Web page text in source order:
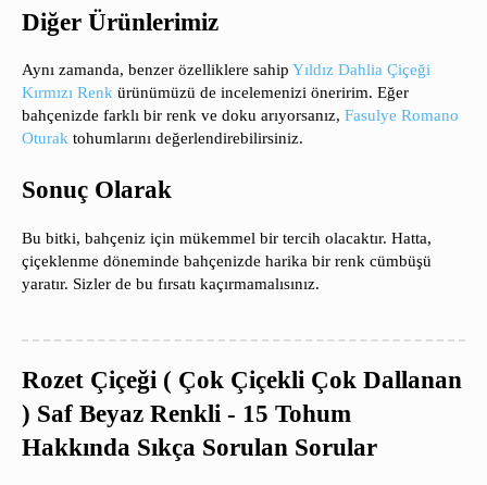
Diğer Ürünlerimiz
Aynı zamanda, benzer özelliklere sahip Yıldız Dahlia Çiçeği
Kırmızı Renk ürünümüzü de incelemenizi öneririm. Eğer
bahçenizde farklı bir renk ve doku arıyorsanız, Fasulye Romano
Oturak tohumlarını değerlendirebilirsiniz.
Sonuç Olarak
Bu bitki, bahçeniz için mükemmel bir tercih olacaktır. Hatta,
çiçeklenme döneminde bahçenizde harika bir renk cümbüşü
yaratır. Sizler de bu fırsatı kaçırmamalısınız.
Rozet Çiçeği ( Çok Çiçekli Çok Dallanan
) Saf Beyaz Renkli - 15 Tohum
Hakkında Sıkça Sorulan Sorular